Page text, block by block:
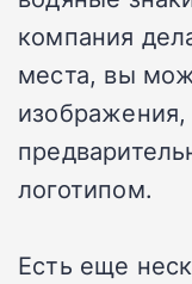
компания
места, вы
логотипом.
Есть еще